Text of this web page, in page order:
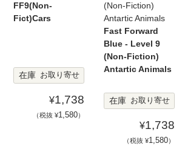
FF9(Non-
Fict)Cars
在庫 お取り寄せ
¥1,738
（税抜 ¥1,580）
Fast Forward
Blue - Level 9
(Non-Fiction)
Antartic Animals
在庫 お取り寄せ
¥1,738
（税抜 ¥1,580）